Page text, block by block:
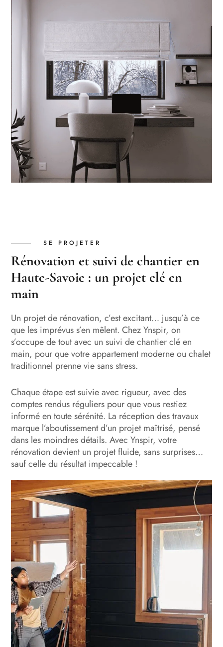
SE PROJETER
Rénovation et suivi de chantier en
Haute-Savoie : un projet clé en
main
Un projet de rénovation, c’est excitant… jusqu’à ce
que les imprévus s’en mêlent. Chez Ynspir, on
s’occupe de tout avec un suivi de chantier clé en
main, pour que votre appartement moderne ou chalet
traditionnel prenne vie sans stress.
Chaque étape est suivie avec rigueur, avec des
comptes rendus réguliers pour que vous restiez
informé en toute sérénité. La réception des travaux
marque l’aboutissement d’un projet maîtrisé, pensé
dans les moindres détails. Avec Ynspir, votre
rénovation devient un projet fluide, sans surprises…
sauf celle du résultat impeccable !